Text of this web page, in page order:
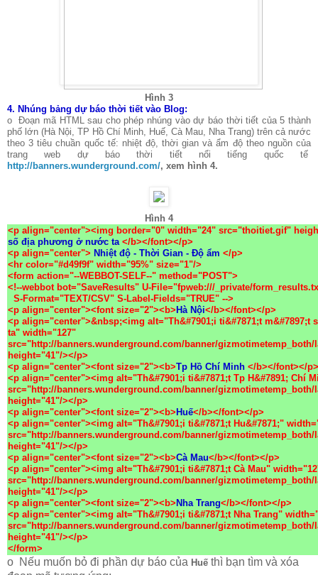
Hình 3
4. Nhúng bảng dự báo thời tiết vào Blog:
o Đoạn mã HTML sau cho phép nhúng vào dự báo thời tiết của 5 thành
phố lớn (Hà Nội, TP Hồ Chí Minh, Huế, Cà Mau, Nha Trang) trên cả nước
theo 3 tiêu chuần quốc tế: nhiệt độ, thời gian và ẩm độ theo nguồn của
trang web dự báo thời tiết nổi tiếng quốc tế
http://banners.wunderground.com/, xem hình 4.
Hình 4
<p align="center"><img border="0" width="24" src="thoitiet.gif"
số địa phương ở nước ta </b></font></p>
<p align="center"> Nhiệt độ - Thời Gian - Độ ẩm </p>
<hr color="#d49f9f" width="95%" size="1"/>
<form action="--WEBBOT-SELF--" method="POST">
<!--webbot bot="SaveResults" U-File="fpweb:///_private/
S-Format="TEXT/CSV" S-Label-Fields="TRUE" -->
<p align="center"><font size="2"><b> Hà Nội</b></font></p>
<p align="center">&nbsp;<img alt="Th&#7901;i ti&#7871;t m&#7897;t
ta" width="127"
src="http://banners.wunderground.com/banner/
height="41"/></p>
<p align="center"><font size="2"><b>Tp Hồ Chí Minh </b></font></p>
<p align="center"><img alt="Th&#7901;i ti&#7871;t Tp H&#7891; Chí
src="http://banners.wunderground.com/banner/
height="41"/></p>
<p align="center"><font size="2"><b> Huế</b></font></p>
<p align="center"><img alt="Th&#7901;i ti&#7871;t Hu&#7871;"
src="http://banners.wunderground.com/banner/
height="41"/></p>
<p align="center"><font size="2"><b>Cà Mau</b></font></p>
<p align="center"><img alt="Th&#7901;i ti&#7871;t Cà Mau"
src="http://banners.wunderground.com/banner/
height="41"/></p>
<p align="center"><font size="2"><b> Nha Trang</b></font></p>
<p align="center"><img alt="Th&#7901;i ti&#7871;t Nha Trang"
src="http://banners.wunderground.com/banner/
height="41"/></p>
</form>
o Nếu muốn bỏ đi phần dự báo của Huế thì bạn tìm và xóa